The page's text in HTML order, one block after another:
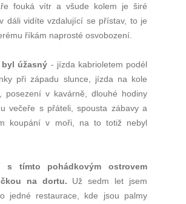
fouká vítr a všude kolem je širé
dáli vidíte vzdalující se přístav, to je
říkám naprosté osvobození.
úžasný - jízda kabrioletem podél
při západu slunce, jízda na kole
posezení v kavárně, dlouhé hodiny
večeře s přáteli, spousta zábavy a
koupání v moři, na to totiž nebyl
s tímto pohádkovým ostrovem
na dortu. Už sedm let jsem
jedné restaurace, kde jsou palmy